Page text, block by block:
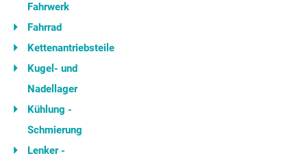
Fahrwerk
Fahrrad
Kettenantriebsteile
Kugel- und
Nadellager
Kühlung -
Schmierung
Lenker -